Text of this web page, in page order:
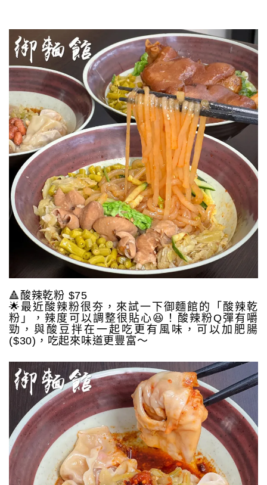
🔺酸辣乾粉 $75
🌟最近酸辣粉很夯，來試一下御麵館的「酸辣乾
粉」，辣度可以調整很貼心😆！酸辣粉Q彈有嚼
勁，與酸豆拌在一起吃更有風味，可以加肥腸
($30)，吃起來味道更豐富～